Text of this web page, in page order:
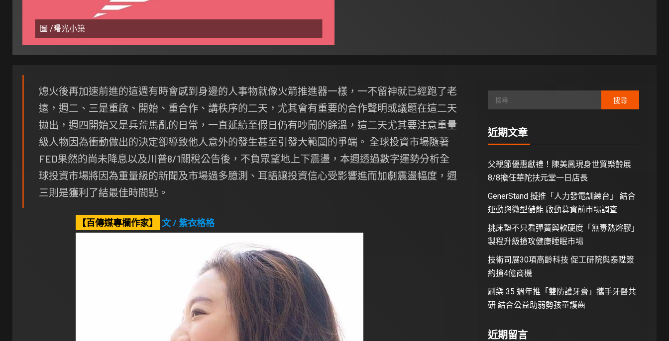
圖 /龧光小築
熄火後再加速前進的這週有時會感到身邊的人事物就像火箭推進器一樣，一不留神就已經跑了老
遠，週二、三是重啟、開始、重合作、講秩序的二天，尤其會有重要的合作聲明或議題在這二天
拋出，週四開始又是兵荒馬亂的日常，一直延續至假日仍有吵鬧的餘溫，這二天尤其要注意重量
級人物因為衝動做出的決定卻導致他人意外的發生甚至引發大範圍的爭端。 全球投資市場隨著
FED果然的尚未降息以及川普8/1關稅公告後，不負眾望地上下震盪，本週透過數字運勢分析全
球投資市場將因為重量級的新聞及市場過多臆測、耳語讓投資信心受影響進而加劇震盪幅度，週
三則是獲利了結最佳時間點。
【百傳媒專欄作家】 文 / 紫衣格格
近期文章
父親節優惠獻禮！陳美鳳現身世貿樂齡展
8/8擔任華陀扶元堂一日店長
GenerStand 擬推「人力發電訓練台」 結合
運動與微型儲能 啟動募資前市場調查
挑床墊不只看彈簧與軟硬度「無毒熱熔膠」
製程升級搶攻健康睡眠市場
技術司展30項高齡科技 促工研院與泰陞簽
約搶4億商機
刷樂 35 週年推「雙防護牙膏」攜手牙醫共
研 結合公益助弱勢孩童護齒
近期留言